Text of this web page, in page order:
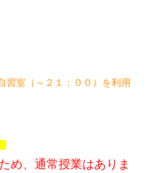
習室（～２１：００）を利用
め、通常授業はありま